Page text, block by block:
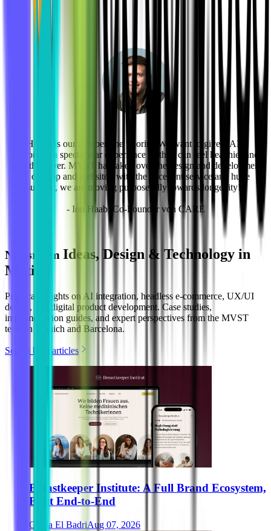
"Health is our number one priority. We want to give CARE
customers a spectacular experience so they can feel healthier and
fitter than ever. MVST has taken over the design and development
of our app and website - with the excellent service and huge
support, we are moving purposefully towards longevity!"
- Ion Haab, Co-Founder von CARE
Newsroom Ideas, Design & Technology in
Motion
Practical insights on AI integration, headless e-commerce, UX/UI
design, and digital product development. Case studies,
implementation guides, and expert perspectives from the MVST
team in Munich and Barcelona.
See all blog articles
Breastkeeper Institute: A Full Brand Ecosystem,
Built End-to-End
Ghida El BadriAug 07, 2026